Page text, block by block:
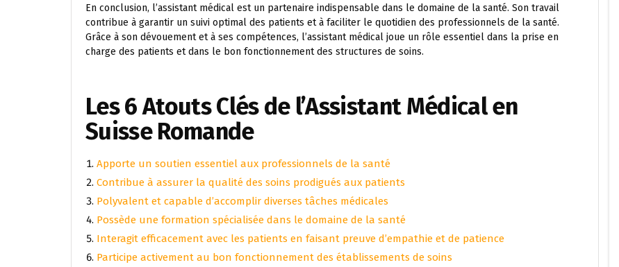
En conclusion, l’assistant médical est un partenaire indispensable dans le domaine de la santé. Son travail
contribue à garantir un suivi optimal des patients et à faciliter le quotidien des professionnels de la santé.
Grâce à son dévouement et à ses compétences, l’assistant médical joue un rôle essentiel dans la prise en
charge des patients et dans le bon fonctionnement des structures de soins.
Les 6 Atouts Clés de l’Assistant Médical en
Suisse Romande
Apporte un soutien essentiel aux professionnels de la santé
Contribue à assurer la qualité des soins prodigués aux patients
Polyvalent et capable d’accomplir diverses tâches médicales
Possède une formation spécialisée dans le domaine de la santé
Interagit efficacement avec les patients en faisant preuve d’empathie et de patience
Participe activement au bon fonctionnement des établissements de soins